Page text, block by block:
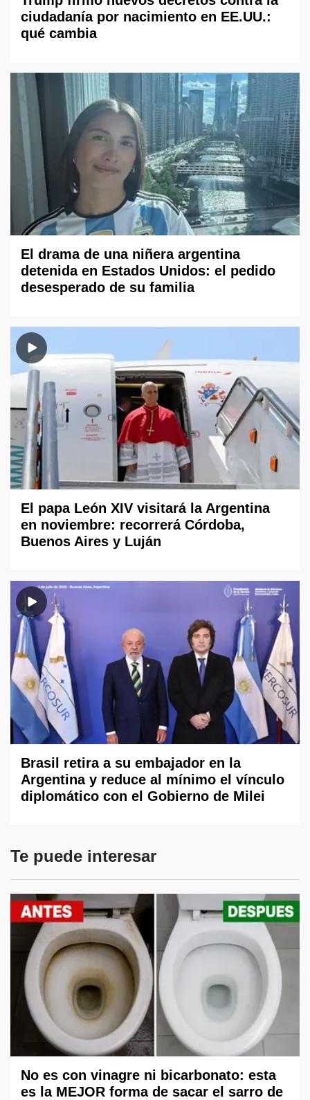
ciudadanía por nacimiento en EE.UU.:
qué cambia
El drama de una niñera argentina
detenida en Estados Unidos: el pedido
desesperado de su familia
El papa León XIV visitará la Argentina
en noviembre: recorrerá Córdoba,
Buenos Aires y Luján
Brasil retira a su embajador en la
Argentina y reduce al mínimo el vínculo
diplomático con el Gobierno de Milei
Te puede interesar
No es con vinagre ni bicarbonato: esta
es la MEJOR forma de sacar el sarro de